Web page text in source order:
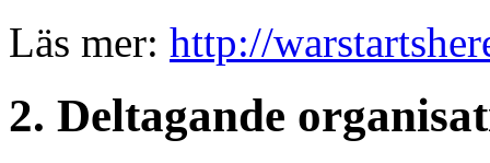
Läs mer: http://
2. Deltagande